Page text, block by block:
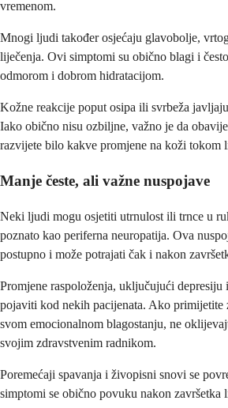
vremenom.
Mnogi ljudi također osjećaju glavobolje,
liječenja. Ovi simptomi su obično blagi i
odmorom i dobrom hidratacijom.
Kožne reakcije poput osipa ili svrbeža
Iako obično nisu ozbiljne, važno je da
razvijete bilo kakve promjene na koži tokom
Manje česte, ali važne nuspojave
Neki ljudi mogu osjetiti utrnulost ili trnce u
poznato kao periferna neuropatija. Ova
postupno i može potrajati čak i nakon
Promjene raspoloženja, uključujući depresiju
pojaviti kod nekih pacijenata. Ako primijetite
svom emocionalnom blagostanju, ne
svojim zdravstvenim radnikom.
Poremećaji spavanja i živopisni snovi se
simptomi se obično povuku nakon završetka